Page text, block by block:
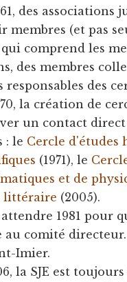
des
membres (et pas
comprend les
des membres
responsables des
la création de
un contact direct
: le Cercle d'études
(1971), le
et de
littéraire (2005).
1981 pour
au comité
Imier.
la SJE est